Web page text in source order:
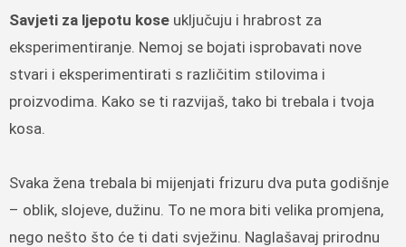
Savjeti za ljepotu koseuključuju i hrabrost za
eksperimentiranje. Nemoj se bojati isprobavati nove
stvari i eksperimentirati s različitim stilovima i
proizvodima. Kako se ti razvijaš, tako bi trebala i tvoja
kosa.
Svaka žena trebala bi mijenjati frizuru dva puta godišnje
– oblik, slojeve, dužinu. To ne mora biti velika promjena,
nego nešto što će ti dati svježinu. Naglašavaj prirodnu